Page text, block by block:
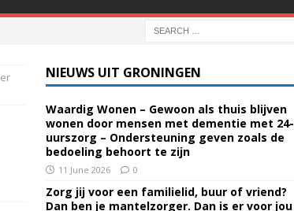
NIEUWS UIT GRONINGEN
Waardig Wonen – Gewoon als thuis blijven
wonen door mensen met dementie met 24-
uurszorg – Ondersteuning geven zoals de
bedoeling behoort te zijn
11 June 2026 0
Zorg jij voor een familielid, buur of vriend?
Dan ben je mantelzorger. Dan is er voor jou